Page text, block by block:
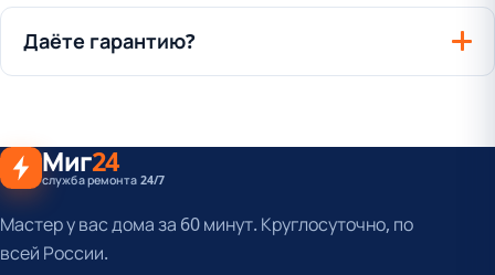
Даёте гарантию?
Миг24
служба ремонта 24/7
Мастер у вас дома за 60 минут. Круглосуточно, по
всей России.